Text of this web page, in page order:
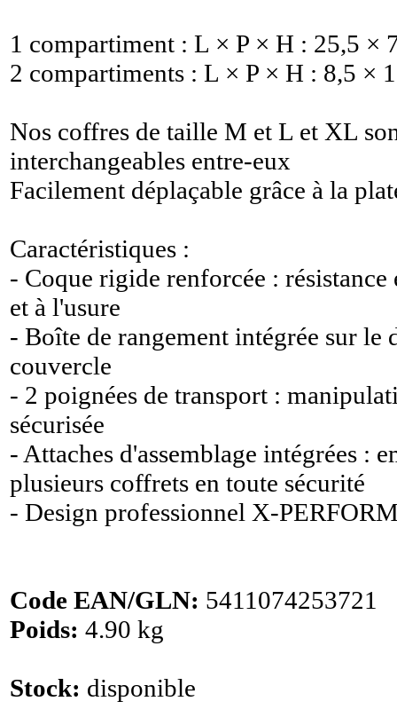
1 compartiment : L × P × H : 25,5 ×
2 compartiments : L × P × H : 8,5 ×
Nos coffres de taille M et L et XL
interchangeables entre-eux
Facilement déplaçable grâce à la
Caractéristiques :
- Coque rigide renforcée : résistance
et à l'usure
- Boîte de rangement intégrée sur le
couvercle
- 2 poignées de transport :
sécurisée
- Attaches d'assemblage intégrées :
plusieurs coffrets en toute sécurité
- Design professionnel X-
Code EAN/GLN: 5411074253721
Poids: 4.90 kg
Stock: disponible